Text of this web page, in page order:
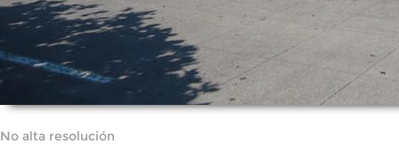
No alta resolución